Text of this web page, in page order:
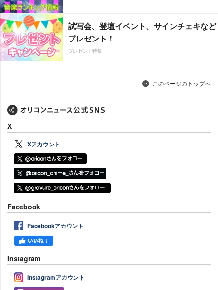
試写会、登壇イベント、サインチェキなど
プレゼント！
プレゼント特集
このページのトップへ
X
Xアカウント
Facebook
Facebookアカウント
Instagram
Instagramアカウント